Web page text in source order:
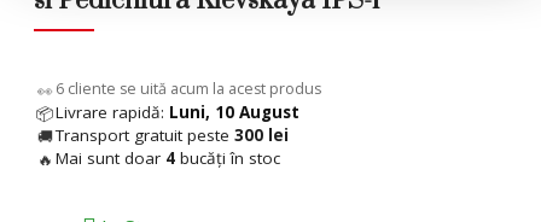
👀 6 cliente se uită acum la acest produs
📦Livrare rapidă: Luni, 10 August
🚚Transport gratuit peste 300 lei
🔥 Mai sunt doar 4 bucăți în stoc